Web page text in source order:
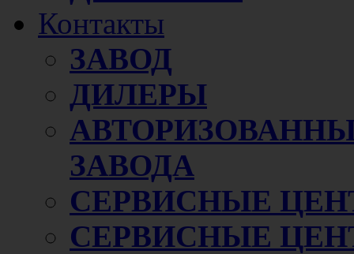
Контакты
ЗАВОД
ДИЛЕРЫ
ЗАВОДА
СЕРВИСНЫЕ
СЕРВИСНЫЕ